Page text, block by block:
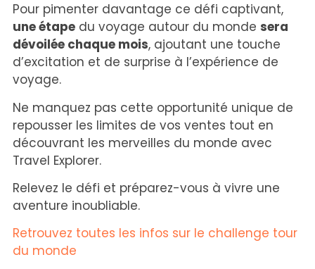
Pour pimenter davantage ce défi captivant,
une étapedu voyage autour du monde sera
dévoilée chaque mois, ajoutant une touche
d’excitation et de surprise à l’expérience de
voyage.
Ne manquez pas cette opportunité unique de
repousser les limites de vos ventes tout en
découvrant les merveilles du monde avec
Travel Explorer.
Relevez le défi et préparez-vous à vivre une
aventure inoubliable.
Retrouvez toutes les infos sur le challenge tour
du monde